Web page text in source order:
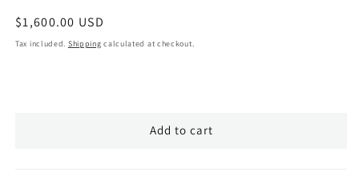
Regular
price
$1,600.00 USD
Tax included. Shipping calculated at checkout.
Add to cart